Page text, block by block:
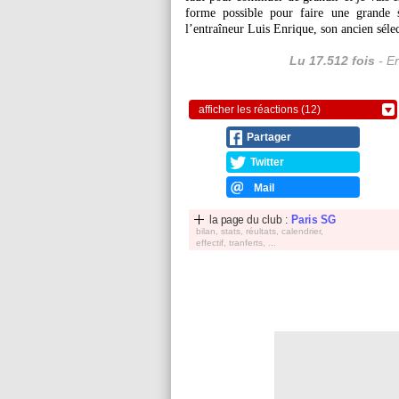
forme possible pour faire une
l’entraîneur Luis Enrique, son ancien
Lu 17.512 fois -
afficher les réactions (12)
Partager
Twitter
Mail
la page du club : Paris SG
bilan, stats, réultats, calendrier,
effectif, tranferts, ...